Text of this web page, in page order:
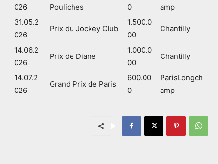
026
Pouliches
0
amp
31.05.2
026
Prix du Jockey Club
1.500.0
00
Chantilly
14.06.2
026
Prix de Diane
1.000.0
00
Chantilly
14.07.2
026
Grand Prix de Paris
600.00
0
ParisLongch
amp